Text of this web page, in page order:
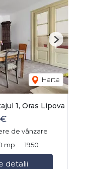
Harta
Next
1, Oras Lipova
de vânzare
mp 1950
detalii